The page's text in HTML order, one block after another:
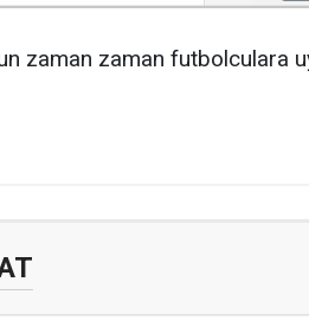
zaman zaman futbolculara